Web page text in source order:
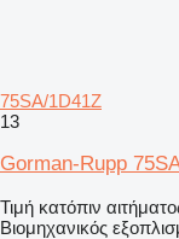
75SA/1D41Z
13
Gorman-Rupp
Τιμή κατόπιν
Βιομηχανικός